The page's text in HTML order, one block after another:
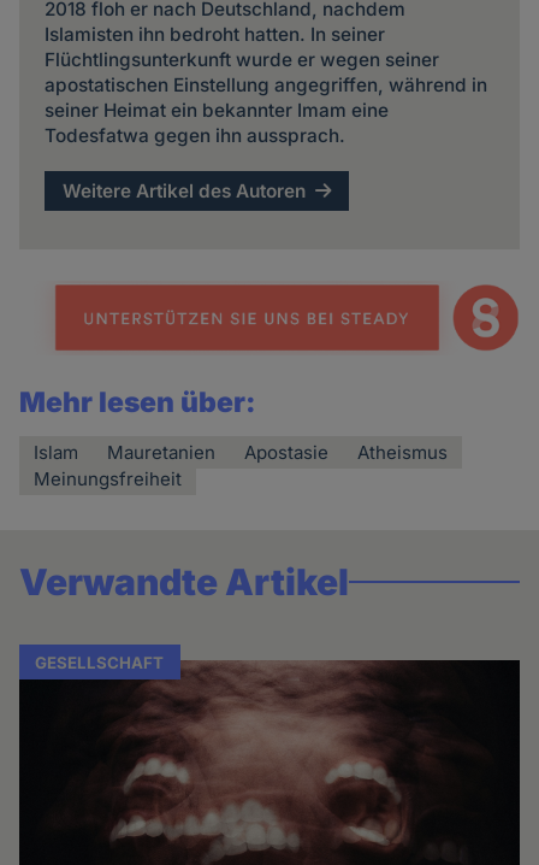
2018 floh er nach Deutschland, nachdem
Islamisten ihn bedroht hatten. In seiner
Flüchtlingsunterkunft wurde er wegen seiner
apostatischen Einstellung angegriffen, während in
seiner Heimat ein bekannter Imam eine
Todesfatwa gegen ihn aussprach.
Weitere Artikel des Autoren
Mehr lesen über:
Islam Mauretanien Apostasie
Atheismus
Meinungsfreiheit
Verwandte Artikel
GESELLSCHAFT